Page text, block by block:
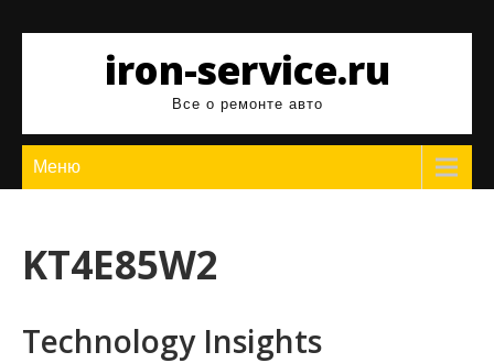
содержимомуiron-service.ru
Все о ремонте авто
Меню
KT4E85W2
Technology Insights